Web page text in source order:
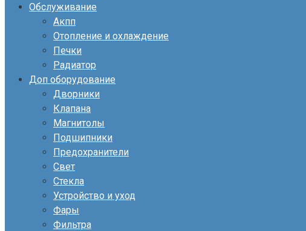
Обслуживание
Акпп
Отопление и охлаждение
Печки
Радиатор
Доп оборудование
Дворники
Клапана
Магнитолы
Подшипники
Предохранители
Свет
Стекла
Устройство и уход
Фары
Фильтра